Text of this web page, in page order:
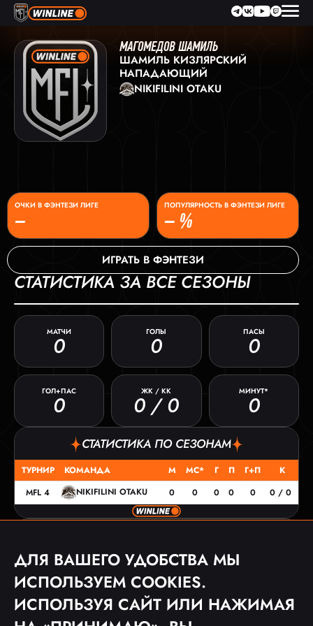
МАГОМЕДОВ ШАМИЛЬ
ШАМИЛЬ КИЗЛЯРСКИЙ
НАПАДАЮЩИЙ
NIKIFILINI OTAKU
–
ОЧКИ В ФЭНТЕЗИ ЛИГЕ
– %
ПОПУЛЯРНОСТЬ В ФЭНТЕЗИ ЛИГЕ
ИГРАТЬ В ФЭНТЕЗИ
СТАТИСТИКА ЗА ВСЕ СЕЗОНЫ
МАТЧИ
0
ГОЛЫ
0
ПАСЫ
0
ГОЛ+ПАС
0
ЖК / КК
0 / 0
МИНУТ*
0
СТАТИСТИКА ПО СЕЗОНАМ
ТУРНИР КОМАНДА М МС* Г П Г+П
К
MFL 4
NIKIFILINI OTAKU 0 0 0 0 0 0 / 0
ДАТА ТУРНИР СОПЕРНИК
27.08.23
MFL 4
1:0
20.08.23
MFL 4
ДЛЯ ВАШЕГО УДОБСТВА МЫ
ИСПОЛЬЗУЕМ COOKIES.
ИСПОЛЬЗУЯ САЙТ ИЛИ НАЖИМАЯ